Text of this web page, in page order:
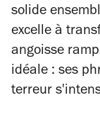
solide
excelle à
angoisse
idéale : ses
terreur